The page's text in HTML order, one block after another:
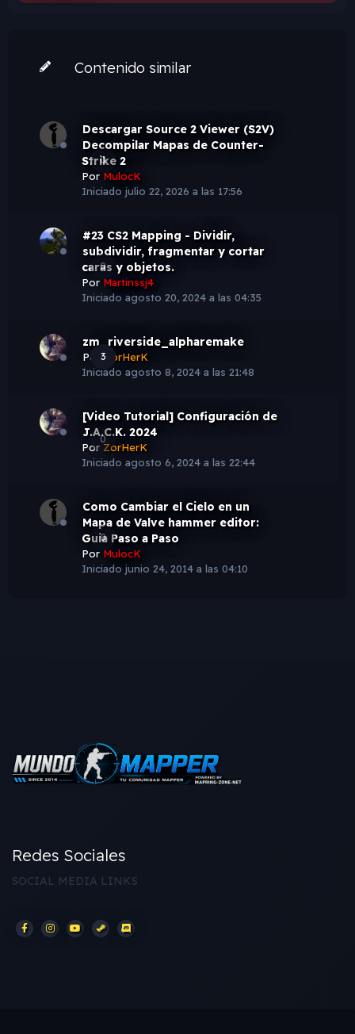
Contenido similar
0
Descargar Source 2 Viewer (S2V)
Decompilar Mapas de Counter-
Strike 2
Por MulocK
Iniciado julio 22, 2026 a las 17:56
0
#23 CS2 Mapping - Dividir,
subdividir, fragmentar y cortar
caras y objetos.
Por Martinssj4
Iniciado agosto 20, 2024 a las 04:35
3
zm_riverside_alpharemake
PorZorHerK
Iniciado agosto 8, 2024 a las 21:48
0
[Video Tutorial] Configuración de
J.A.C.K. 2024
Por ZorHerK
Iniciado agosto 6, 2024 a las 22:44
0
Como Cambiar el Cielo en un
Mapa de Valve hammer editor:
Guia Paso a Paso
Por MulocK
Iniciado junio 24, 2014 a las 04:10
Redes Sociales
SOCIAL MEDIA LINKS